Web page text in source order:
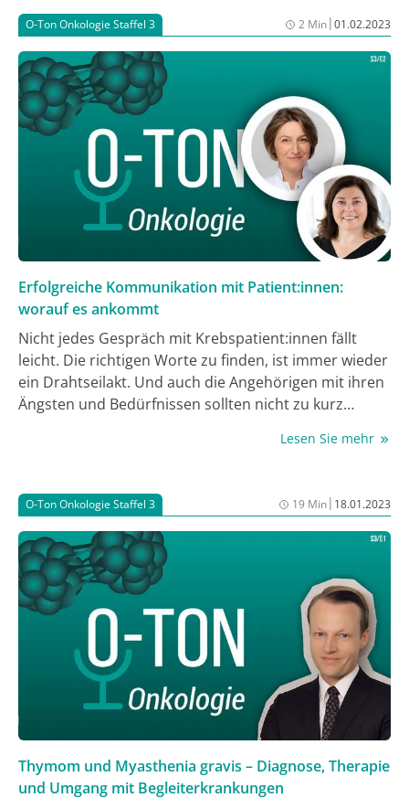
Universitätsklinikum München, Sprecherin der
Arbeitsgruppe Frauen- und Familienförderung in der
Onkologie, und PD Dr. Andreas Berger, Chefarzt am
Evangelischen Krankenhaus Königin Elisabeth
Herzberge, Jochen Schlabing und Dr. Judith Besseling.
O-Ton Onkologie Staffel 3 2 Min|01.02.2023
Erfolgreiche Kommunikation mit Patient:innen:
worauf es ankommt
Nicht jedes Gespräch mit Krebspatient:innen fällt
leicht. Die richtigen Worte zu finden, ist immer wieder
ein Drahtseilakt. Und auch die Angehörigen mit ihren
Ängsten und Bedürfnissen sollten nicht zu kurz
Charité Universitätsmedizin Berlin, und Prof. Dr. Tanja
gehen wir der Frage nach, wie auch Angehörige
adäquat in die Patient:innenkommunikation
aufgenommen werden können und was man dafür
tun kann, dass alle Beteiligten möglichst gut durch die
einzelnen Phasen der onkologischen Behandlung
kommen. Darüber hinaus thematisieren wir die
Risikokommunikation im Falle von familiären
Krebserkrankungen. Hier sind etwa digitale Tools in
der Prüfung, um den Betroffenen eine zusätzliche
Informationen zu geben. Ob es diese bald auch in der
Regelversorgung gibt? Das erfahren Sie in dieser
Folge von O-Ton Onkologie!
Lesen Sie mehr
O-Ton Onkologie Staffel 3 19 Min| 18.01.2023
Thymom und Myasthenia gravis – Diagnose, Therapie
und Umgang mit Begleiterkrankungen